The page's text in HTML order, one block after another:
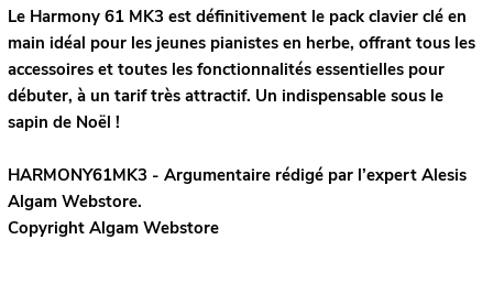
Le Harmony 61 MK3 est définitivement le pack clavier clé en
main idéal pour les jeunes pianistes en herbe, offrant tous les
accessoires et toutes les fonctionnalités essentielles pour
débuter, à un tarif très attractif. Un indispensable sous le
sapin de Noël !
HARMONY61MK3 - Argumentaire rédigé par l’expert Alesis
Algam Webstore.
Copyright Algam Webstore